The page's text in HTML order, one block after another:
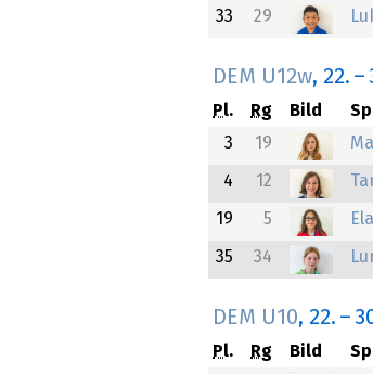
33 29
DEM U12w, 22. –
Pl. Rg Bild
3
19
4 12
19 5
35 34
DEM U10, 22. –
Pl. Rg Bild